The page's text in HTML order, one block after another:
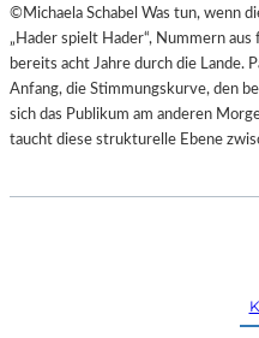
©Michaela Schabel Was tun, wenn
„Hader spielt Hader“, Nummern
bereits acht Jahre durch die Lande.
Anfang, die Stimmungskurve, den
sich das Publikum am anderen
taucht diese strukturelle Ebene